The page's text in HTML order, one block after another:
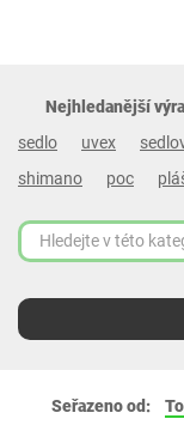
Nejhledanější
sedlo
uvex
shimano
poc
Seřazeno od: